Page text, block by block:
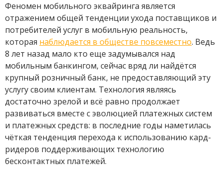
Феномен мобильного эквайринга является
отражением общей тенденции ухода поставщиков и
потребителей услуг в мобильную реальность,
которая наблюдается в обществе повсеместно. Ведь
8 лет назад мало кто еще задумывался над
мобильным банкингом, сейчас вряд ли найдётся
крупный розничный банк, не предоставляющий эту
услугу своим клиентам. Технология являясь
достаточно зрелой и всё равно продолжает
развиваться вместе с эволюцией платежных систем
и платежных средств: в последние годы наметилась
чёткая тенденция перехода к использованию кард-
ридеров поддерживающих технологию
бесконтактных платежей.